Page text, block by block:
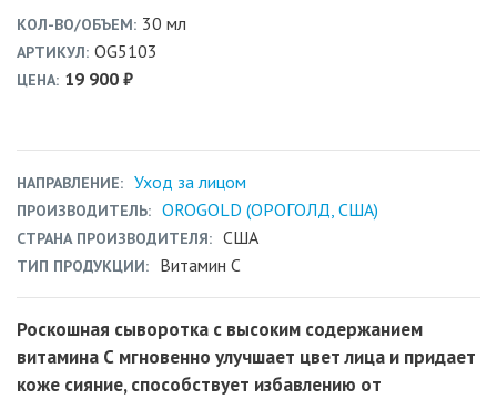
КОЛ-ВО/ОБЪЕМ 30 мл
АРТИКУЛ OG5103
ЦЕНА 19 900 ₽
НАПРАВЛЕНИЕ Уход за лицом
ПРОИЗВОДИТЕЛЬ OROGOLD (ОРОГОЛД, США)
СТРАНА ПРОИЗВОДИТЕЛЯ США
ТИП ПРОДУКЦИИ Витамин С
Роскошная сыворотка с высоким содержанием
витамина С мгновенно улучшает цвет лица и придает
коже сияние, способствует избавлению от